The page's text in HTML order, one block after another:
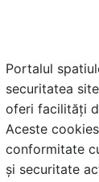
premiat în
Portalul
securitatea
oferi facilități
Aceste
conformitate
și securitate